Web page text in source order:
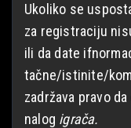
Ukoliko se
za registraciju
ili da date
tačne/istinite/
zadržava pravo
nalog igrača.